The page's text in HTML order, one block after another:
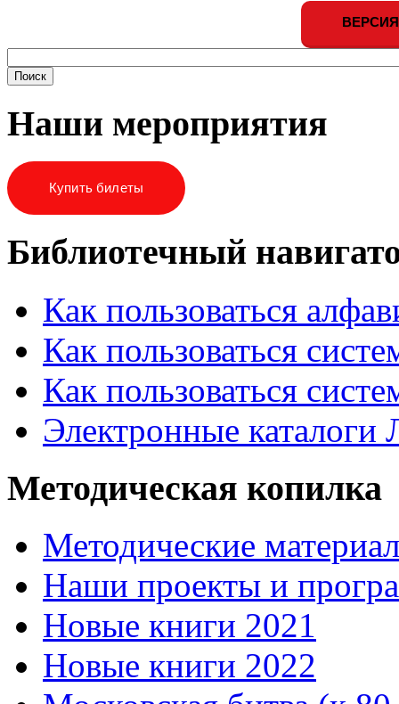
Наши мероприятия
Купить билеты
Библиотечный
Как пользоваться
Как пользоваться
Как пользоваться
Электронные
Методическая копилка
Методические
Наши проекты и
Новые книги 2021
Новые книги 2022